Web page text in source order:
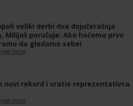
veliki derbi dva dojučerašnja
Milijaš poručuje: Ako hoćemo prvo
da gledamo sebe!
08/2026
novi rekord i vratio reprezentativca
08/2026